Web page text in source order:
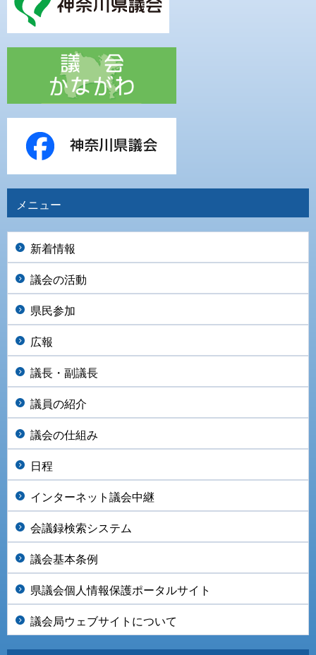
メニュー
新着情報
議会の活動
県民参加
広報
議長・副議長
議員の紹介
議会の仕組み
日程
インターネット議会中継
会議録検索システム
議会基本条例
県議会個人情報保護ポータルサイト
議会局ウェブサイトについて